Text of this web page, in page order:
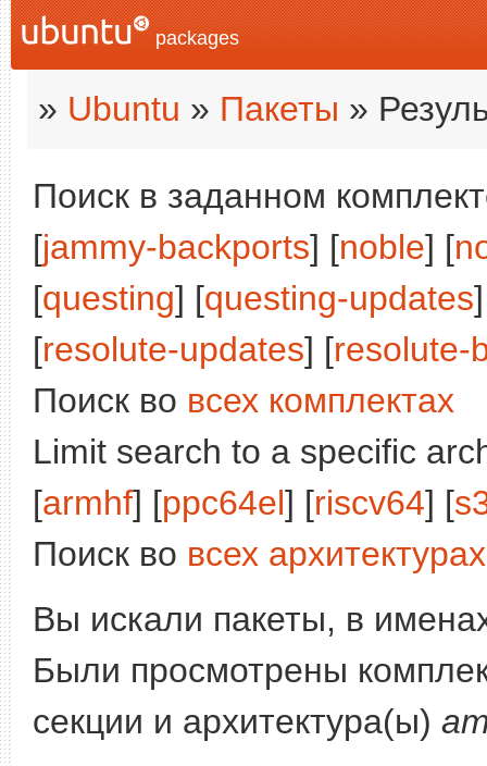
packages
» Ubuntu » Пакеты »
Поиск в заданном
[jammy-backports] [noble] [
[questing] [questing-updates
[resolute-updates] [resolute-
Поиск во всех комплектах
Limit search to a specific
[armhf] [ppc64el] [riscv64] [
Поиск во всех архитектурах
Вы искали пакеты, в
Были просмотрены
секции и архитектура(ы)